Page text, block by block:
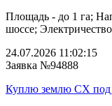
Площадь - до 1 га;
шоссе;
24.07.2026 11:02:15
Заявка №94888
Куплю землю СХ под